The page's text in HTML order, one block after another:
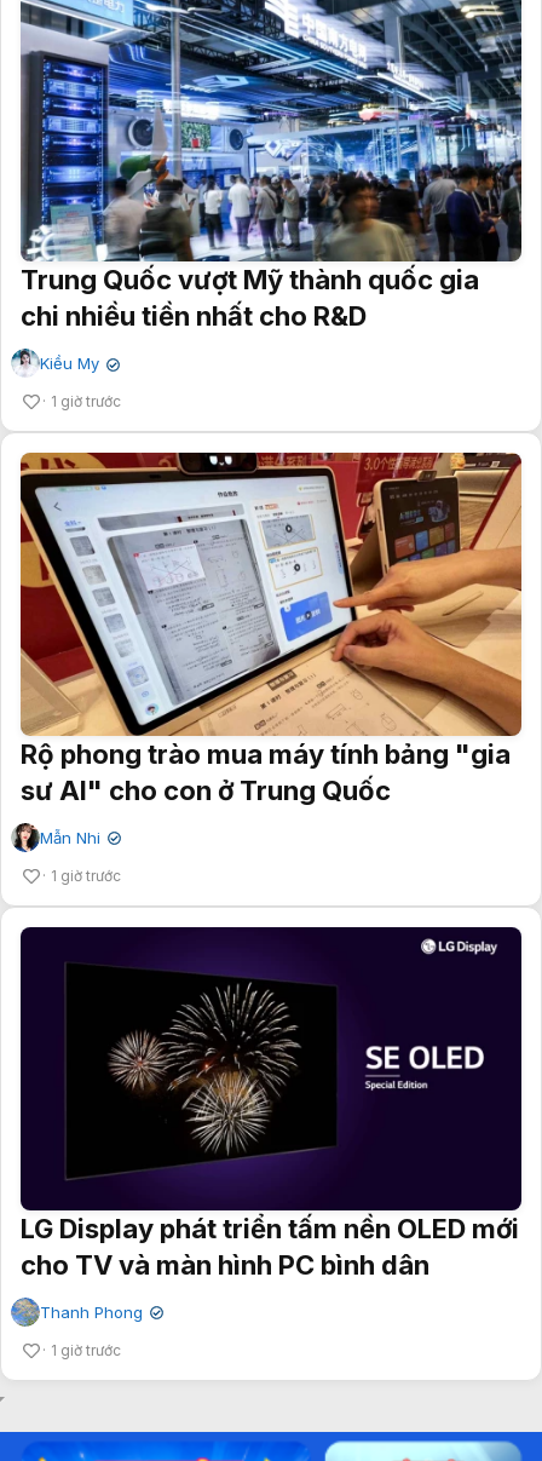
Trung Quốc vượt Mỹ thành quốc gia
chi nhiều tiền nhất cho R&D
Kiều My ✔
1 giờ trước
Rộ phong trào mua máy tính bảng "gia
sư AI" cho con ở Trung Quốc
Mẫn Nhi ✔
1 giờ trước
LG Display phát triển tấm nền OLED mới
cho TV và màn hình PC bình dân
Thanh Phong ✔
1 giờ trước